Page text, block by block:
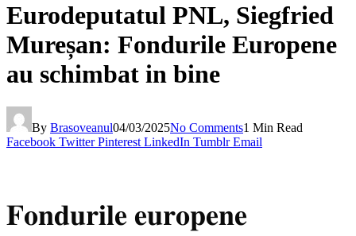
Eurodeputatul PNL, Siegfried
Mureșan: Fondurile Europene
au schimbat in bine
By Brasoveanul04/03/2025No Comments1 Min Read
Facebook Twitter Pinterest LinkedIn Tumblr Email
𝐅𝐨𝐧𝐝𝐮𝐫𝐢𝐥𝐞 𝐞𝐮𝐫𝐨𝐩𝐞𝐧𝐞